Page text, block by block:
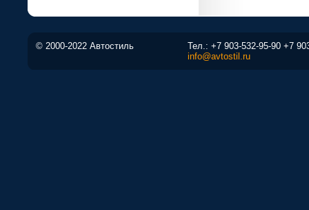
© 2000-2022 Автостиль Тел.: +7 903-532-95-90 +7
info@avtostil.ru